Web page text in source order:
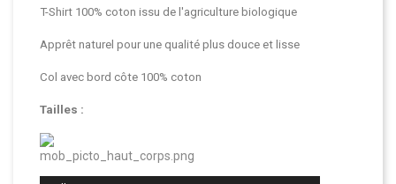
T-Shirt 100% coton issu de l'agriculture biologique
Apprêt naturel pour une qualité plus douce et lisse
Col avec bord côte 100% coton
Tailles :